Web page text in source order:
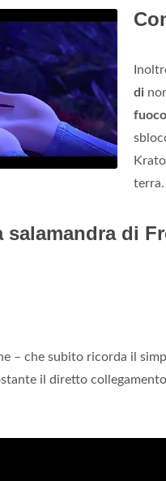
di
fuoco
terra.
salamandra di
– che subito ricorda il
il diretto